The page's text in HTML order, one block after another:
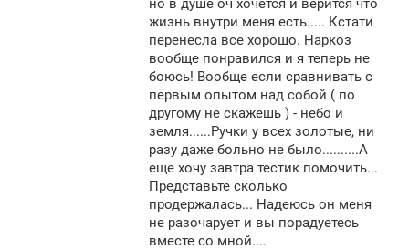
жизнь внутри меня есть..... Кстати
перенесла все хорошо. Наркоз
вообще понравился и я теперь не
боюсь! Вообще если сравнивать с
первым опытом над собой ( по
другому не скажешь ) - небо и
земля......Ручки у всех золотые, ни
разу даже больно не было..........А
еще хочу завтра тестик помочить...
Представьте сколько
продержалась... Надеюсь он меня
не разочарует и вы порадуетесь
вместе со мной....